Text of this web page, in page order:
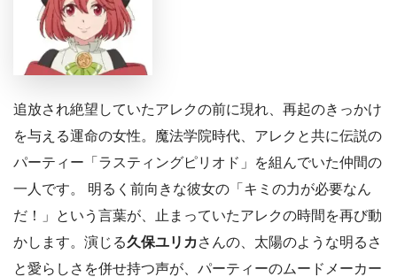
追放され絶望していたアレクの前に現れ、再起のきっかけ
を与える運命の女性。魔法学院時代、アレクと共に伝説の
パーティー「ラスティングピリオド」を組んでいた仲間の
一人です。 明るく前向きな彼女の「キミの力が必要なん
だ！」という言葉が、止まっていたアレクの時間を再び動
かします。演じる久保ユリカ さんの、太陽のような明るさ
と愛らしさを併せ持つ声が、パーティーのムードメーカー